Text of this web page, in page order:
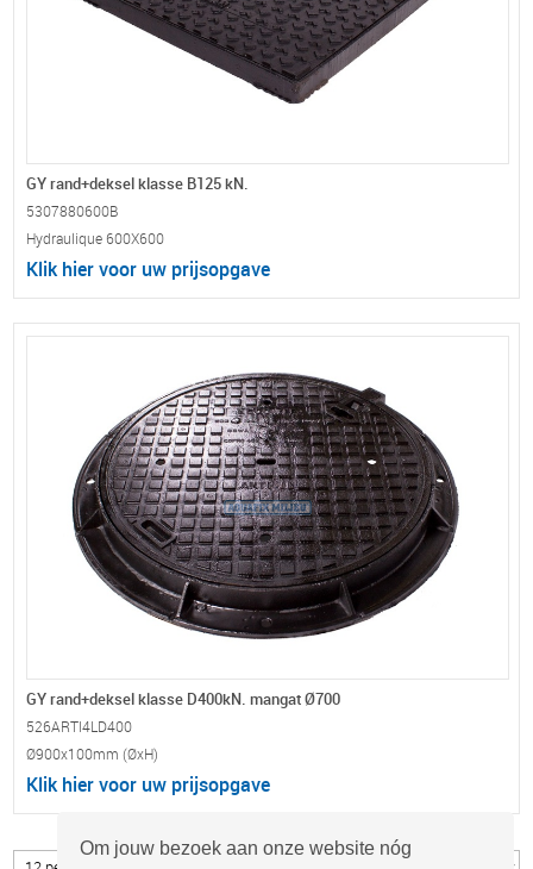
Om jouw bezoek aan onze website nóg
GY rand+deksel klasse B125 kN.
5307880600B
Hydraulique 600X600
Klik hier voor uw prijsopgave
GY rand+deksel klasse D400kN. mangat Ø700
526ARTI4LD400
Ø900x100mm (ØxH)
Klik hier voor uw prijsopgave